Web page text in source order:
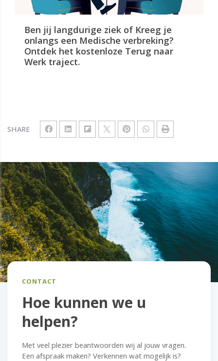
SHARE
Ben jij langdurige ziek of Kreeg je
onlangs een Medische verbreking?
Ontdek het kostenloze Terug naar
Werk traject.
CONTACT
Hoe kunnen we u
helpen?
Met veel plezier beantwoorden wij al jouw vragen.
Een afspraak maken? Verkennen wat mogelijk is?